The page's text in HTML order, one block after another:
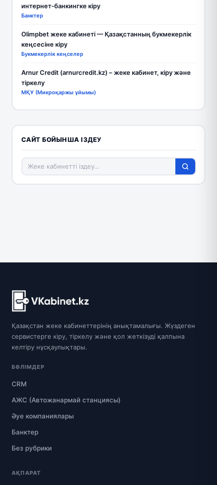
интернет-банкингке кіру
Банктер
Olimpbet жеке кабинеті — Қазақстанның букмекерлік
кеңсесіне кіру
Букмекерлік кеңселер
Arnur Credit (arnurcredit.kz) – жеке кабинет, кіру және
тіркелу
МҚҰ (Микроқаржы ұйымы)
САЙТ БОЙЫНША ІЗДЕУ
Қазақстан жеке кабинеттерінің анықтамалығы. Жүздеген
сервистерге кіру, тіркелу және қол жеткізуді қалпына
келтіру нұсқаулықтары.
БӨЛІМДЕР
CRM
АЖС (Автожанармай станциясы)
Әуе компаниялары
Банктер
Без рубрики
АҚПАРАТ